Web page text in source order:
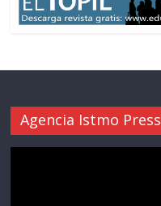
Agencia Istmo Press